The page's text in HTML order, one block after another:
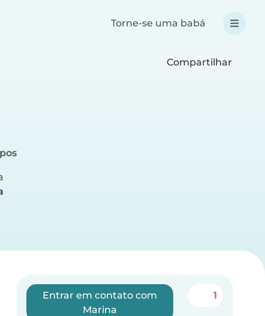
Torne-se uma babá
Compartilhar
Entrar em contato com
Marina
1